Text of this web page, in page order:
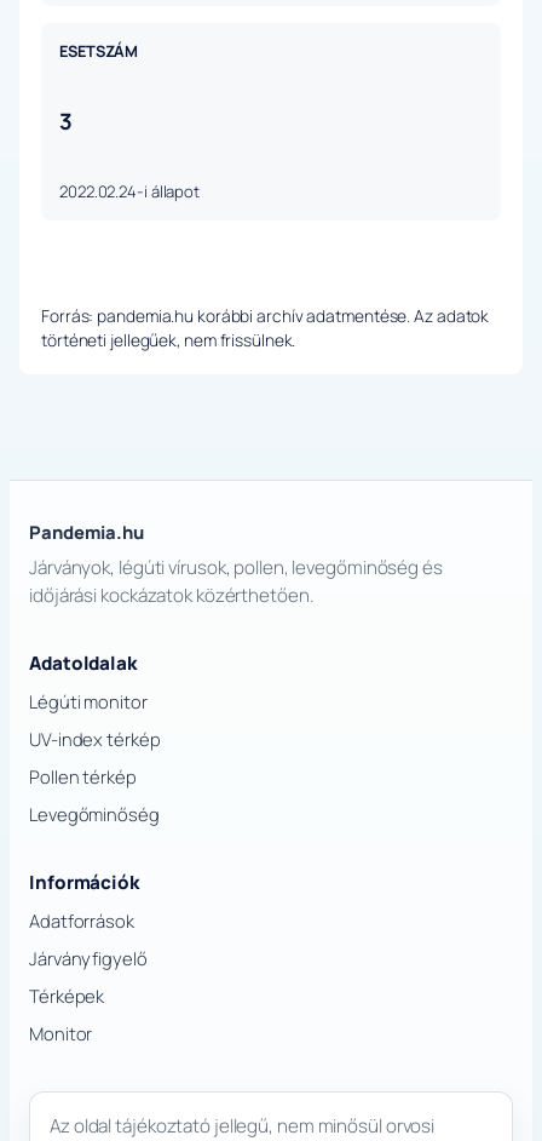
ESETSZÁM
3
2022.02.24-i állapot
Forrás: pandemia.hu korábbi archív adatmentése. Az adatok
történeti jellegűek, nem frissülnek.
Pandemia.hu
Járványok, légúti vírusok, pollen, levegőminőség és
időjárási kockázatok közérthetően.
Adatoldalak
Légúti monitor
UV-index térkép
Pollen térkép
Levegőminőség
Információk
Adatforrások
Járványfigyelő
Térképek
Monitor
Az oldal tájékoztató jellegű, nem minősül orvosi